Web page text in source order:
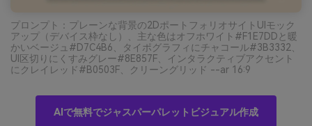
プロンプト：プレーンな背景の2DポートフォリオサイトUIモック
アップ（デバイス枠なし）、主な色はオフホワイト#F1E7DDと暖
かいベージュ#D7C4B6、タイポグラフィにチャコール#3B3332、
UI区切りにくすみグレー#8E857F、インタラクティブアクセント
にクレイレッド#B0503F、クリーングリッド --ar 16:9
AIで無料でジャスパーパレットビジュアル作成